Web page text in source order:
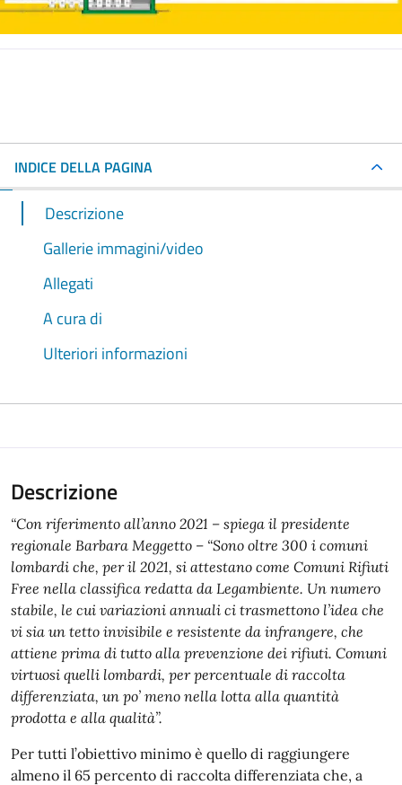
INDICE DELLA PAGINA
Descrizione
Gallerie immagini/video
Allegati
A cura di
Ulteriori informazioni
Descrizione
“Con riferimento all’anno 2021 – spiega il presidente
regionale Barbara Meggetto – “Sono oltre 300 i comuni
lombardi che, per il 2021, si attestano come Comuni Rifiuti
Free nella classifica redatta da Legambiente. Un numero
stabile, le cui variazioni annuali ci trasmettono l’idea che
vi sia un tetto invisibile e resistente da infrangere, che
attiene prima di tutto alla prevenzione dei rifiuti. Comuni
virtuosi quelli lombardi, per percentuale di raccolta
differenziata, un po’ meno nella lotta alla quantità
prodotta e alla qualità”.
Per tutti l’obiettivo minimo è quello di raggiungere
almeno il 65 percento di raccolta differenziata che, a